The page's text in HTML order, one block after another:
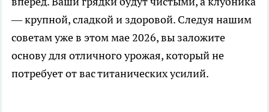
— крупной, сладкой и здоровой. Следуя нашим
советам уже в этом мае 2026, вы заложите
основу для отличного урожая, который не
потребует от вас титанических усилий.